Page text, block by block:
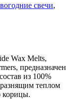
свечи,
Wax Melts,
предназначен
из 100%
теплом
корицы.